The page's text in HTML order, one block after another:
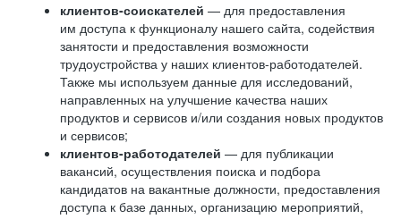
клиентов-соискателей — для предоставления
им доступа к функционалу нашего сайта, содействия
занятости и предоставления возможности
трудоустройства у наших клиентов-работодателей.
Также мы используем данные для исследований,
направленных на улучшение качества наших
продуктов и сервисов и/или создания новых продуктов
и сервисов;
клиентов-работодателей — для публикации
вакансий, осуществления поиска и подбора
кандидатов на вакантные должности, предоставления
доступа к базе данных, организацию мероприятий,